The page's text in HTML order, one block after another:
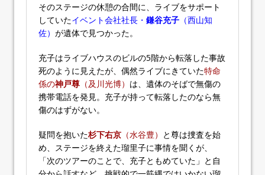
そのステージの休憩の合間に、ライブをサポート
していたイベント会社社長・ 鎌谷充子 （西山知
佐） が遺体で見つかった。
充子はライブハウスのビルの5階から転落した事故
死のように見えたが、偶然ライブにきていた特命
係の神戸尊 （及川光博） は、遺体のそばで無傷の
携帯電話を発見。充子が持って転落したのなら無
傷のはずがない。
疑問を抱いた杉下右京 （水谷豊） と尊は捜査を始
め、ステージを終えた瑠里子に事情を聞くが、
「次のツアーのことで、充子ともめていた」と自